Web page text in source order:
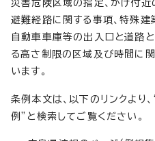
災害危険区域の指定、がけ付
避難経路に関する事項、特殊建
自動車車庫等の出入口と道路
る高さ制限の区域及び時間に
います。
条例本文は、以下のリンクより
例”と検索してご覧ください。